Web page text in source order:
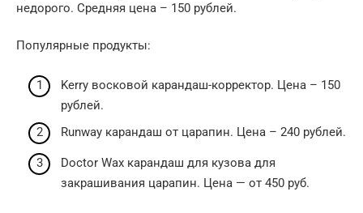
недорого. Средняя цена – 150 рублей.
Популярные продукты:
Kerry восковой карандаш-корректор. Цена – 150
рублей.
Runway карандаш от царапин. Цена – 240 рублей.
Doctor Wax карандаш для кузова для
закрашивания царапин. Цена — от 450 руб.